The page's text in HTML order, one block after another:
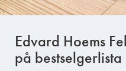
Edvard Hoems
på bestselgerlista